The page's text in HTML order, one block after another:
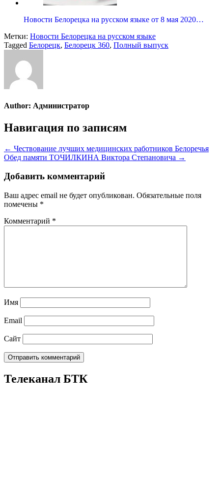
Новости Белорецка на русском языке от 8 мая 2020…
Метки: Новости Белорецка на русском языке
Tagged Белорецк, Белорецк 360, Полный выпуск
Author: Администратор
Навигация по записям
← Чествование лучших медицинских работников Белоречья
Обед памяти ТОЧИЛКИНА Виктора Степановича →
Добавить комментарий
Ваш адрес email не будет опубликован. Обязательные поля
помечены *
Комментарий *
Имя
Email
Сайт
Телеканал БТК